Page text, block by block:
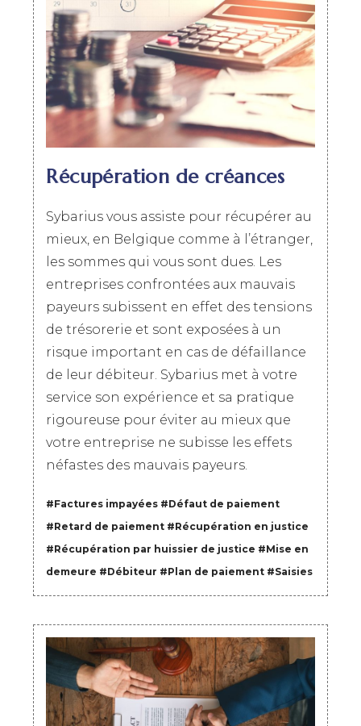
Récupération de créances
Sybarius vous assiste pour récupérer au
mieux, en Belgique comme à l’étranger,
les sommes qui vous sont dues. Les
entreprises confrontées aux mauvais
payeurs subissent en effet des tensions
de trésorerie et sont exposées à un
risque important en cas de défaillance
de leur débiteur. Sybarius met à votre
service son expérience et sa pratique
rigoureuse pour éviter au mieux que
votre entreprise ne subisse les effets
néfastes des mauvais payeurs.
#Factures impayées #Défaut de paiement
#Retard de paiement #Récupération en justice
#Récupération par huissier de justice #Mise en
demeure #Débiteur #Plan de paiement #Saisies